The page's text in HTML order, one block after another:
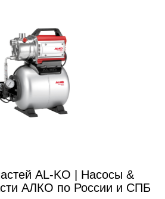
AL-KO | Насосы &
АЛКО по России и СПБ